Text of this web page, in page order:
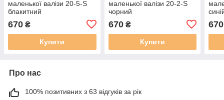
маленької валізи 20-5-S
блакитний
670 ₴
Купити
маленької валізи 20-2-S
чорний
670₴
Купити
670
Про нас
100% позитивних з 63 відгуків за рік